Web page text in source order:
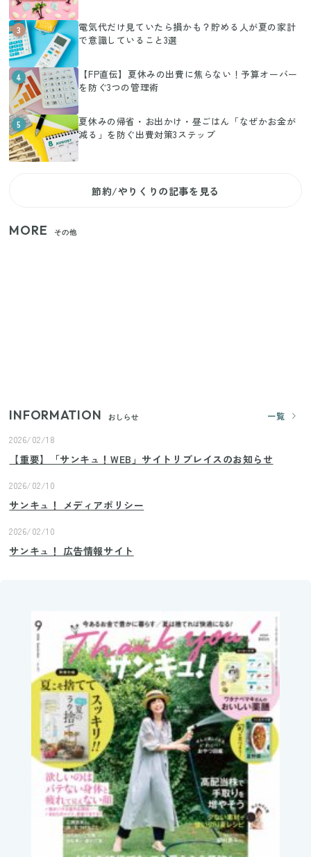
3
電気代だけ見ていたら損かも？貯める人が夏の家計
で意識していること3選
4
【FP直伝】夏休みの出費に焦らない！予算オーバー
を防ぐ3つの管理術
5
夏休みの帰省・お出かけ・昼ごはん「なぜかお金が
減る」を防ぐ出費対策3ステップ
節約/やりくりの記事を見る
MORE その他
INFORMATION おしらせ
一覧
2026/02/18
【重要】「サンキュ！WEB」サイトリプレイスのお知らせ
2026/02/10
サンキュ！ メディアポリシー
2026/02/10
サンキュ！ 広告情報サイト